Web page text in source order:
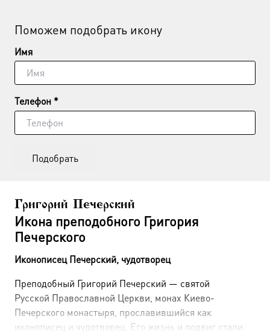
Поможем подобрать икону
Имя
Телефон *
Подобрать
Григорий Печерский
Икона преподобного Григория
Печерского
Иконописец Печерский, чудотворец
Преподобный Григорий Печерский — святой
Русской Православной Церкви, монах Киево-
Печерского монастыря, прославившийся как
иконописец и чудотворец. Его жизнь и подвиг стали